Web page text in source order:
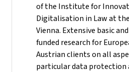
of the Institute for
Digitalisation in Law at
Vienna. Extensive basic
funded research for
Austrian clients on all
particular data protection